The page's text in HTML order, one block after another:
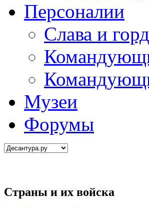
Персоналии
Слава и
Музеи
Форумы
Страны и их войска